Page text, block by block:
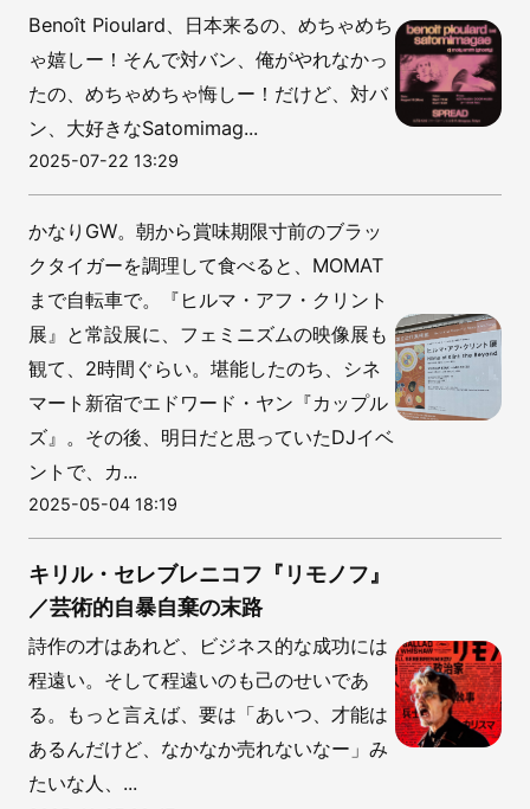
Benoît Pioulard、日本来るの、めちゃめち
ゃ嬉しー！そんで対バン、俺がやれなかっ
たの、めちゃめちゃ悔しー！だけど、対バ
ン、大好きなSatomimag...
2025-07-22 13:29
かなりGW。朝から賞味期限寸前のブラッ
クタイガーを調理して食べると、MOMAT
まで自転車で。『ヒルマ・アフ・クリント
展』と常設展に、フェミニズムの映像展も
観て、2時間ぐらい。堪能したのち、シネ
マート新宿でエドワード・ヤン『カップル
ズ』。その後、明日だと思っていたDJイベ
ントで、カ...
2025-05-04 18:19
キリル・セレブレニコフ『リモノフ』
／芸術的自暴自棄の末路
詩作の才はあれど、ビジネス的な成功には
程遠い。そして程遠いのも己のせいであ
る。もっと言えば、要は「あいつ、才能は
あるんだけど、なかなか売れないなー」み
たいな人、...